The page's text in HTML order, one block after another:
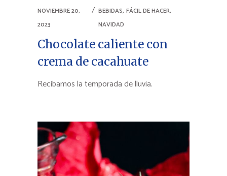
NOVIEMBRE 20,
2023
BEBIDAS,FÁCIL DE HACER,
NAVIDAD
Chocolate caliente con
crema de cacahuate
Recibamos la temporada de lluvia.